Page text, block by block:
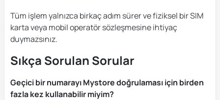
Tüm işlem yalnızca birkaç adım sürer ve fiziksel bir SIM
karta veya mobil operatör sözleşmesine ihtiyaç
duymazsınız.
Sıkça Sorulan Sorular
Geçici bir numarayı Mystore doğrulaması için birden
fazla kez kullanabilir miyim?